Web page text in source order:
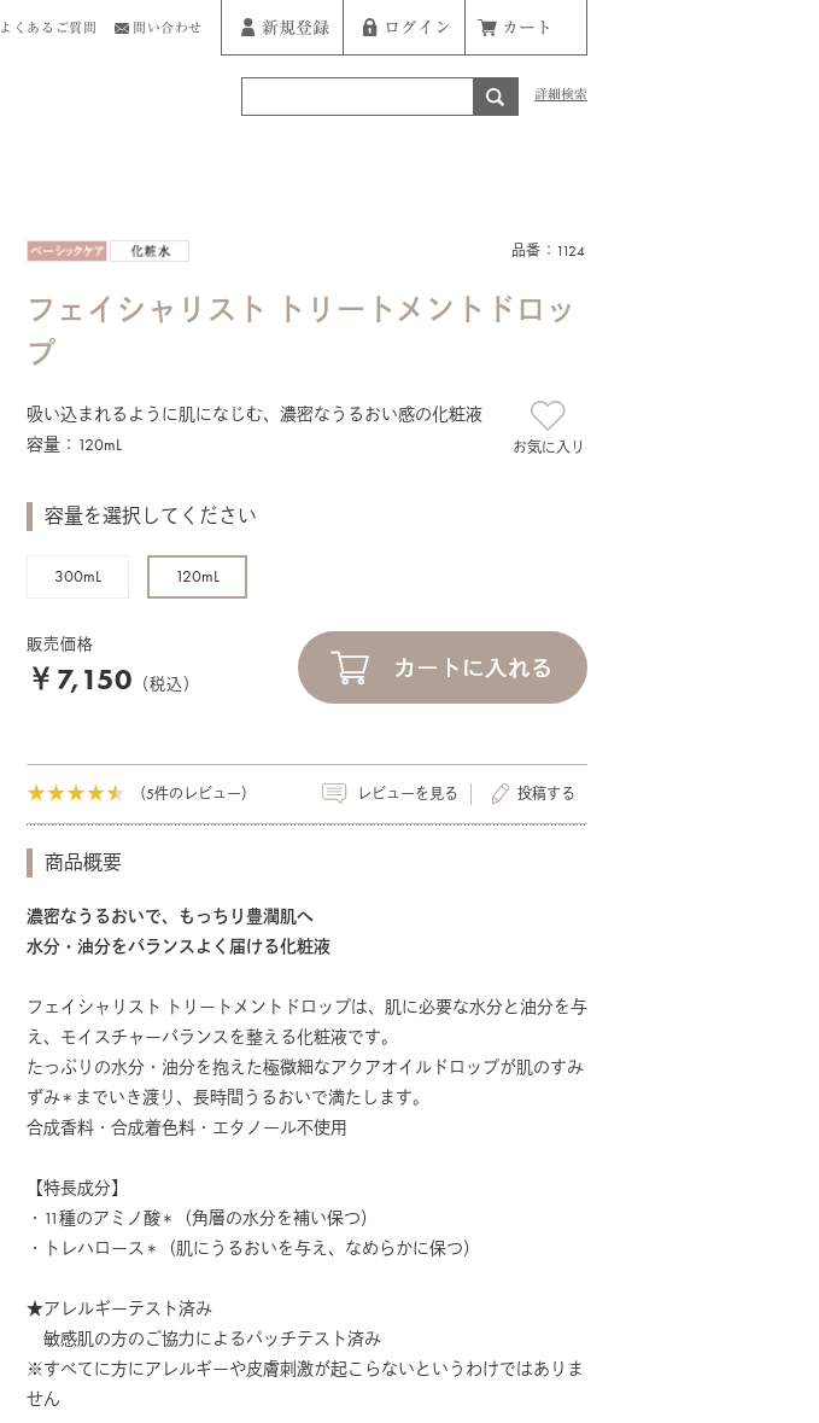
よくあるご質問 問い合わせ 新規登録 ログイン カート
詳細検索
品番：1124
フェイシャリスト トリートメントドロッ
プ
吸い込まれるように肌になじむ、濃密なうるおい感の化粧液
容量：120mL
お気に入り
容量を選択してください
300mL 120mL
販売価格
￥7,150 （税込）
（5件のレビュー） レビューを見る 投稿する
商品概要
濃密なうるおいで、もっちり豊潤肌へ
水分・油分をバランスよく届ける化粧液
フェイシャリスト トリートメントドロップは、肌に必要な水分と油分を与
え、モイスチャーバランスを整える化粧液です。
たっぷりの水分・油分を抱えた極微細なアクアオイルドロップが肌のすみ
ずみ ＊ までいき渡り、長時間うるおいで満たします。
合成香料・合成着色料・エタノール不使用
【特長成分】
・11種のアミノ酸 ＊
（角層の水分を補い保つ）
・トレハロース ＊ （肌にうるおいを与え、なめらかに保つ）
★アレルギーテスト済み
敏感肌の方のご協力によるパッチテスト済み
※すべてに方にアレルギーや皮膚刺激が起こらないというわけではありま
せん